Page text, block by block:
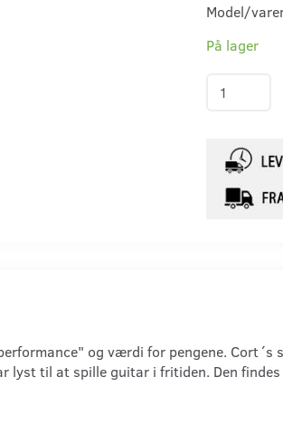
Model/
På lager
og værdi for pengene.
lyst til at spille guitar i fritiden. Den